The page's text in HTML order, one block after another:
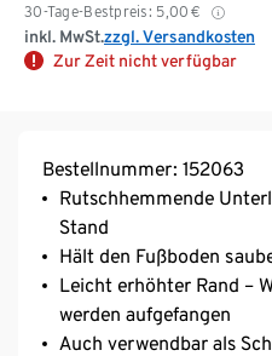
30-Tage-Bestpreis: 5,00 €
inkl. MwSt.zzgl. Versandkosten
Zur Zeit nicht verfügbar
Bestellnummer: 152063
Rutschhemmende
Stand
Hält den Fußboden
Leicht erhöhter Rand –
werden aufgefangen
Auch verwendbar als